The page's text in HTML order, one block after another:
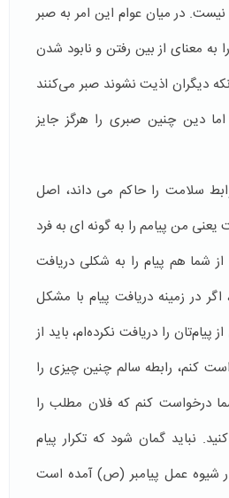
نیست. در میان عوام این امر به صبر
معنای از بین رفتن و نابود شدن
دیگران اذیت نشوند صبر می‌کنند
دین چنین صبری را هرگز جایز
سلامت را حاکم می داند، اصل
من پیامم را به گونه ای به فرد
شما هم پیام را به شکلی دریافت
در زمینه دریافت پیام با مشکل
را دریافت نکرده‌ام، باید از
کنم، رابطه سالم چنین چیزی را
درخواست کنم که فلان مطلب را
نباید گمان شود که تکرار پیام
شیوه عمل پیامبر (ص) آمده است